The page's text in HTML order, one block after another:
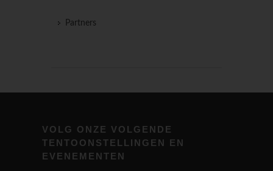
Partners
VOLG ONZE VOLGENDE
TENTOONSTELLINGEN EN
EVENEMENTEN